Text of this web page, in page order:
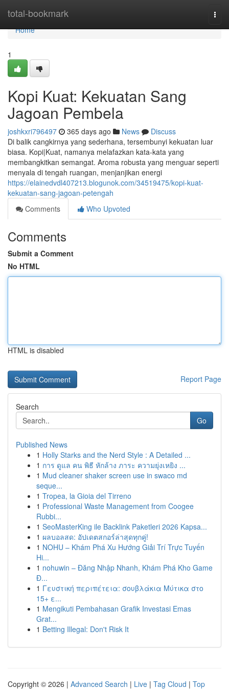
total-bookmark
Home
Home
1
Kopi Kuat: Kekuatan Sang
Jagoan Pembela
joshkxri796497 365 days ago News
Discuss
Di balik cangkirnya yang sederhana, tersembunyi kekuatan luar
biasa. Kopi|Kuat, namanya melafazkan kata-kata yang
membangkitkan semangat. Aroma robusta yang menguar seperti
menyala di tengah ruangan, menjanjikan energi
https://elainedvdl407213.blogunok.com/34519475/kopi-kuat-
kekuatan-sang-jagoan-petengah
Comments
Who Upvoted
Comments
Submit a Comment
No HTML
HTML is disabled
Report Page
Search
Go
Published News
1 Holly Starks and the Nerd Style : A Detailed ...
1 การ ดูแล คน พิธี หักล้าง ภาระ ความยุ่งเหยิง ...
1 Mud cleaner shaker screen use in swaco md
seque...
1 Tropea, la Gioia del Tirreno
1 Professional Waste Management from Coogee
Rubbi...
1 SeoMasterKing ile Backlink Paketleri 2026 Kapsa...
1 ผลบอลสด: อัปเดตสกอร์ล่าสุดทุกคู่!
1 NOHU – Khám Phá Xu Hướng Giải Trí Trực Tuyến
Hi...
1 nohuwin – Đăng Nhập Nhanh, Khám Phá Kho Game
Đ...
1 Γευστική περιπέτεια: σουβλάκια Μύτικα στο
15+ ε...
1 Mengikuti Pembahasan Grafik Investasi Emas
Grat...
1 Betting Illegal: Don't Risk It
Copyright © 2026 | Advanced Search | Live | Tag Cloud | Top